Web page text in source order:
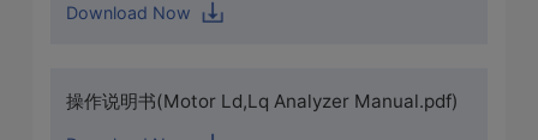
Download Now
操作说明书(Motor Ld,Lq Analyzer Manual.pdf)